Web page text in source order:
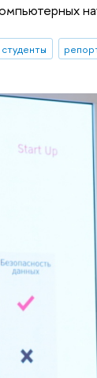
студенты